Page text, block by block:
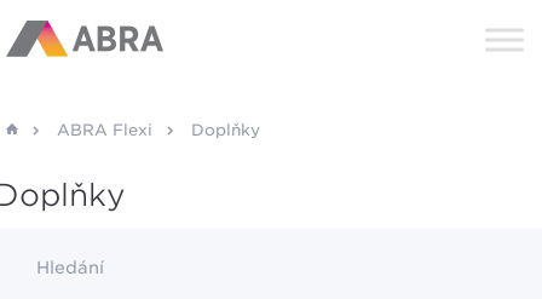
ABRA Flexi Doplňky
Hledání